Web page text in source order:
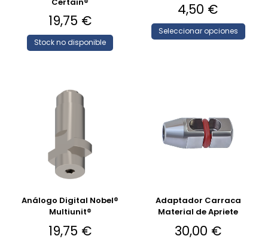
19,75 €
Stock no disponible
4,50 €
Seleccionar opciones
Análogo Digital Nobel®
Multiunit®
19,75 €
Adaptador Carraca
Material de Apriete
30,00 €